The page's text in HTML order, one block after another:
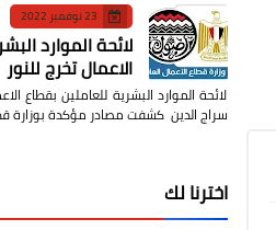
23 نوفمبر 2022
لائحة الموارد
الاعمال تخرج للنور
لائحة الموارد البشرية للعاملين بقطاع
سراج الدين كشفت مصادر مؤكدة بوزارة
اخترنا لك